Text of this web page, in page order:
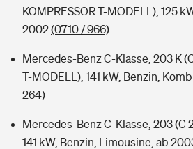
KOMPRESSOR T-MODELL), 125
2002(0710 / 966)
Mercedes-Benz C-Klasse, 203 K
T-MODELL), 141 kW, Benzin,
264)
Mercedes-Benz C-Klasse, 203 (C
141 kW, Benzin, Limousine, ab